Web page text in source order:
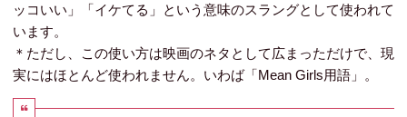
ッコいい」「イケてる」という意味のスラングとして使われて
います。
＊ただし、この使い方は映画のネタとして広まっただけで、現
実にはほとんど使われません。いわば「Mean Girls用語」。